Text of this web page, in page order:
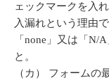
ェックマークを入
入漏れという理由
「none」又は「N/
と。
（カ） フォームの